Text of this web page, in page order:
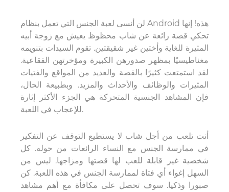
لن أنسى لعبة الجنس التي تعمل بنظام Android هذه! إنها
تحكي قصة رائعة عن شاب محظوظ يعيش مع زوجة أبيه
المثيرة للغاية وأختين غير شقيقتين. تقوم السيدات بتنويمه
مغناطيسيًا بمظهر صدورهن الكبيرة ومؤخرتهن الفقاعية.
لقد استمتعت كثيرًا بالقصة والعديد من المواقع والفتيات
المثيرات والوظائف والأحداث والمزيد. وبطبيعة الحال،
فإن المشاهد الجنسية المتحركة هي الجزء الأكثر إثارة
للإعجاب في اللعبة.
أنت تلعب من أجل شاب لا يستطيع التوقف عن التفكير
في ممارسة الجنس مع النساء الرائعات من حوله. كل
شخصية غير قابلة للعب لها قصتها ومزاجها. ليس من
السهل إغواء أي فتاة لممارسة الجنس في هذه اللعبة. كن
صبورا وذكيا. سوف تحصل على مكافأة مع أهم مشاهد